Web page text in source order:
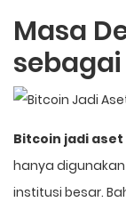
Masa
Bitcoin jadi aset
hanya digunakan
institusi besar.